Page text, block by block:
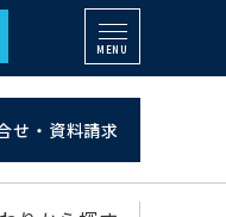
MENU
せ・資料請求